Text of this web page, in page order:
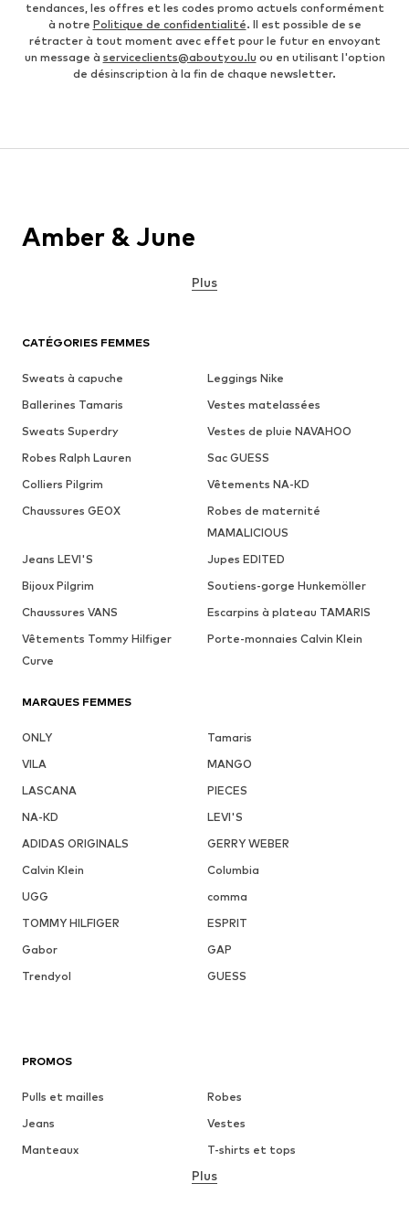
tendances, les offres et les codes promo actuels conformément
à notre Politique de confidentialité. Il est possible de se
rétracter à tout moment avec effet pour le futur en envoyant
un message à serviceclients@aboutyou.lu ou en utilisant l'option
de désinscription à la fin de chaque newsletter.
CATÉGORIES FEMMES
Sweats à capuche
Leggings Nike
Ballerines Tamaris
Vestes matelassées
Sweats Superdry
Vestes de pluie NAVAHOO
Robes Ralph Lauren
Sac GUESS
Colliers Pilgrim
Vêtements NA-KD
Chaussures GEOX
Robes de maternité
MAMALICIOUS
Jeans LEVI'S
Jupes EDITED
Bijoux Pilgrim
Soutiens-gorge Hunkemöller
Chaussures VANS
Escarpins à plateau TAMARIS
Vêtements Tommy Hilfiger
Curve
Porte-monnaies Calvin Klein
MARQUES FEMMES
ONLY
Tamaris
VILA
MANGO
LASCANA
PIECES
NA-KD
LEVI'S
ADIDAS ORIGINALS
GERRY WEBER
Calvin Klein
Columbia
UGG
comma
TOMMY HILFIGER
ESPRIT
Gabor
GAP
Trendyol
GUESS
PROMOS
Pulls et mailles
Robes
Jeans
Vestes
Manteaux
T-shirts et tops
Lingerie
Plus
Amber & June
Plus